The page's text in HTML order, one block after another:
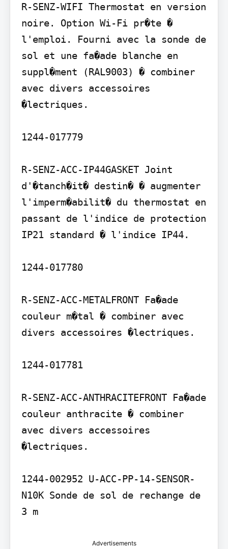
R-SENZ-WIFI Thermostat en version
noire. Option Wi-Fi pr�te �
l'emploi. Fourni avec la sonde de
sol et une fa�ade blanche en
suppl�ment (RAL9003) � combiner
avec divers accessoires
�lectriques.
1244-017779
R-SENZ-ACC-IP44GASKET Joint
d'�tanch�it� destin� � augmenter
l'imperm�abilit� du thermostat en
passant de l'indice de protection
IP21 standard � l'indice IP44.
1244-017780
R-SENZ-ACC-METALFRONT Fa�ade
couleur m�tal � combiner avec
divers accessoires �lectriques.
1244-017781
R-SENZ-ACC-ANTHRACITEFRONT Fa�ade
couleur anthracite � combiner
avec divers accessoires
�lectriques.
1244-002952 U-ACC-PP-14-SENSOR-
N10K Sonde de sol de rechange de
3 m
Advertisements